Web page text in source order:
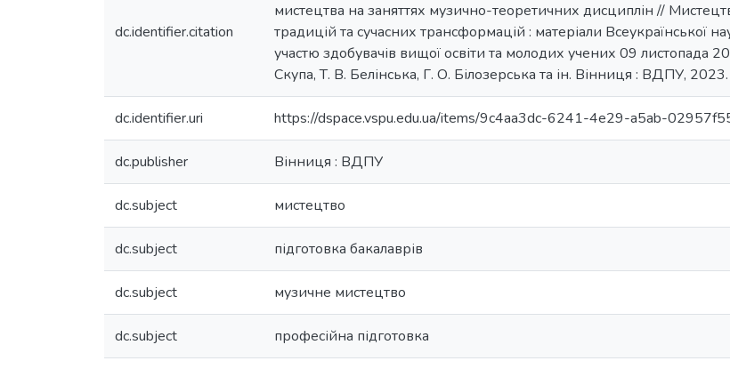
dc.identifier.citation
мистецтва на заняттях музично-теоретичних дисциплін //
традицій та сучасних трансформацій : матеріали Всеукраїнської
участю здобувачів вищої освіти та молодих учених 09 листопада
Скупа, Т. В. Белінська, Г. О. Білозерська та ін. Вінниця : ВДПУ,
dc.identifier.uri https://dspace.vspu.edu.ua/items/9c4aa3dc-6241-4e29-a5ab-
dc.publisher Вінниця : ВДПУ
dc.subject мистецтво
dc.subject підготовка бакалаврів
dc.subject музичне мистецтво
dc.subject професійна підготовка